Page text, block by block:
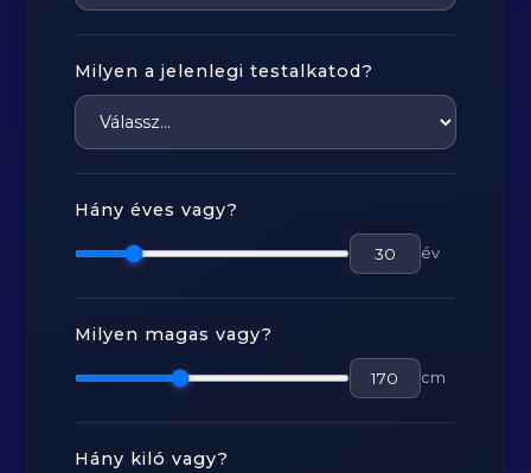
Milyen a jelenlegi testalkatod?
Hány éves vagy?
év
Milyen magas vagy?
cm
Hány kiló vagy?